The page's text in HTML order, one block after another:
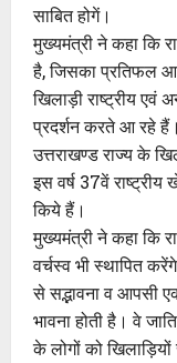
साबित होगें।
मुख्यमंत्री ने कहा कि
है, जिसका प्रतिफल
खिलाड़ी राष्ट्रीय एवं
प्रदर्शन करते आ रहे
उत्तराखण्ड राज्य के
इस वर्ष 37वें
किये हैं।
मुख्यमंत्री ने कहा कि
वर्चस्व भी स्थापित
से सद्भावना व आपसी
भावना होती है। वे
के लोगों को